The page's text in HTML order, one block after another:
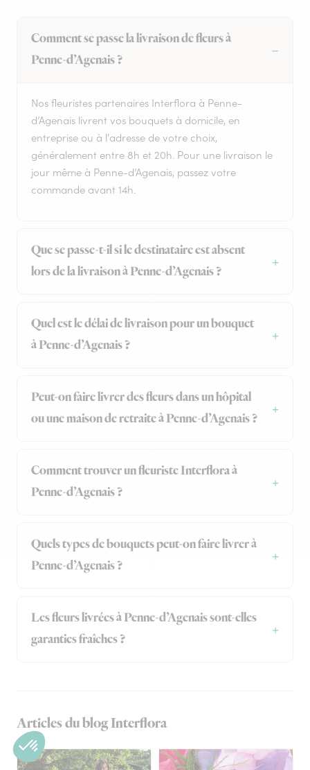
Comment se passe la livraison de fleurs à
Penne-d’Agenais ?
Nos fleuristes partenaires Interflora à Penne-
d’Agenais livrent vos bouquets à domicile, en
entreprise ou à l'adresse de votre choix,
généralement entre 8h et 20h. Pour une livraison le
jour même à Penne-d’Agenais, passez votre
commande avant 14h.
Que se passe-t-il si le destinataire est absent
lors de la livraison à Penne-d’Agenais ?
Quel est le délai de livraison pour un bouquet
à Penne-d’Agenais ?
Peut-on faire livrer des fleurs dans un hôpital
ou une maison de retraite à Penne-d’Agenais ?
Comment trouver un fleuriste Interflora à
Penne-d’Agenais ?
Quels types de bouquets peut-on faire livrer à
Penne-d’Agenais ?
Les fleurs livrées à Penne-d’Agenais sont-elles
garanties fraîches ?
Articles du blog Interflora